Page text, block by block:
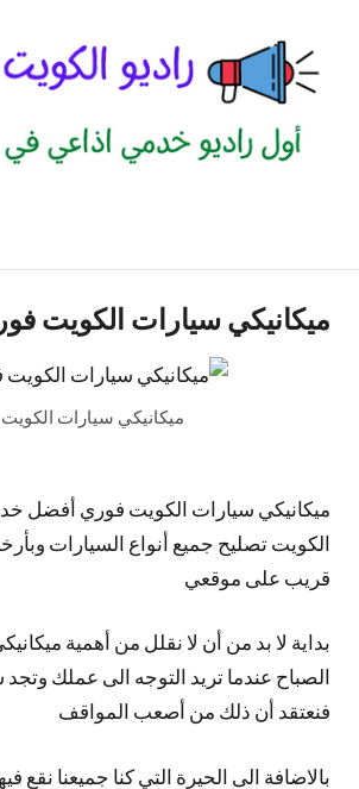
المحتوى
الكويت
للاعلانات
الخدمية
ميكانيكي سيارات الكويت
ميكانيكي سيارات الكويت
ميكانيكي سيارات الكويت فوري أفضل
الكويت تصليح جميع أنواع السيارات
قريب على موقعي
بداية لا بد من أن لا نقلل من أهمية
الصباح عندما تريد التوجه الى عملك وتجد
فنعتقد أن ذلك من أصعب المواقف
بالاضافة الى الحيرة التي كنا جميعنا نقع